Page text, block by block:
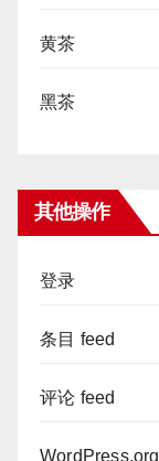
黄茶
黑茶
其他操作
登录
条目 feed
评论 feed
WordPress.org